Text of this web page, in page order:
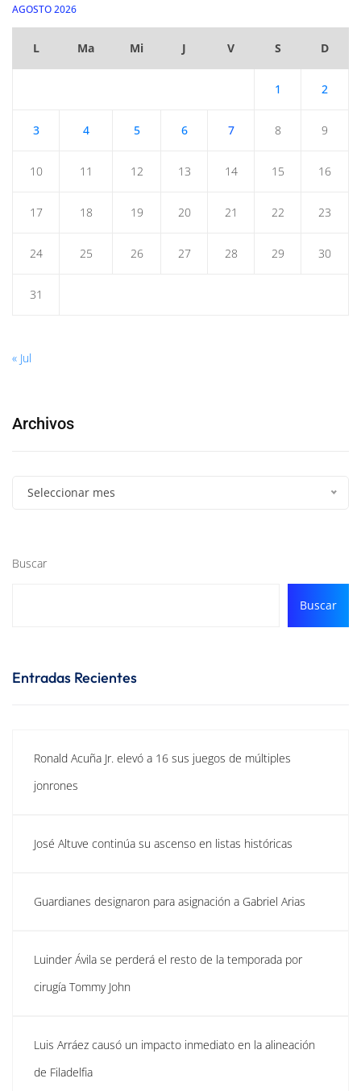
AGOSTO 2026
L Ma Mi J V S D
1 2
3 4 5 6 7 8 9
10 11 12 13 14 15 16
17 18 19 20 21 22 23
24 25 26 27 28 29 30
31
« Jul
Archivos
Seleccionar mes
Buscar
Buscar
Entradas Recientes
Ronald Acuña Jr. elevó a 16 sus juegos de múltiples
jonrones
José Altuve continúa su ascenso en listas históricas
Guardianes designaron para asignación a Gabriel Arias
Luinder Ávila se perderá el resto de la temporada por
cirugía Tommy John
Luis Arráez causó un impacto inmediato en la alineación
de Filadelfia